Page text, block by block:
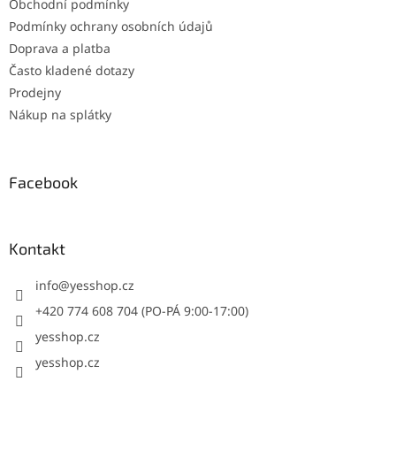
Obchodní podmínky
Podmínky ochrany osobních údajů
Doprava a platba
Často kladené dotazy
Prodejny
Nákup na splátky
Facebook
Kontakt
info@yesshop.cz
+420 774 608 704 (PO-PÁ 9:00-17:00)
yesshop.cz
yesshop.cz